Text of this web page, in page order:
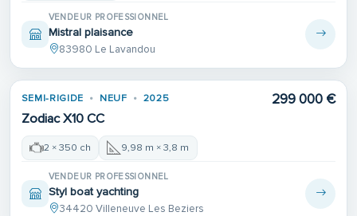
VENDEUR PROFESSIONNEL
Mistral plaisance
83980 Le Lavandou
SEMI-RIGIDE NEUF 2025
Zodiac X10 CC
299 000 €
2 × 350 ch 9,98 m × 3,8 m
VENDEUR PROFESSIONNEL
Styl boat yachting
34420 Villeneuve Les Beziers